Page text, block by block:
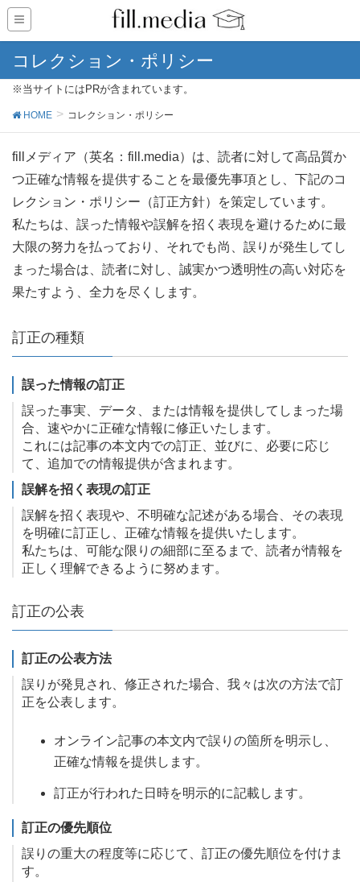
コレクション・ポリシー
※当サイトにはPRが含まれています。
HOME コレクション・ポリシー
fillメディア（英名：fill.media）は、読者に対して高品質か
つ正確な情報を提供することを最優先事項とし、下記のコ
レクション・ポリシー（訂正方針）を策定しています。
私たちは、誤った情報や誤解を招く表現を避けるために最
大限の努力を払っており、それでも尚、誤りが発生してし
まった場合は、読者に対し、誠実かつ透明性の高い対応を
果たすよう、全力を尽くします。
訂正の種類
誤った情報の訂正
誤った事実、データ、または情報を提供してしまった場
合、速やかに正確な情報に修正いたします。
これには記事の本文内での訂正、並びに、必要に応じ
て、追加での情報提供が含まれます。
誤解を招く表現の訂正
誤解を招く表現や、不明確な記述がある場合、その表現
を明確に訂正し、正確な情報を提供いたします。
私たちは、可能な限りの細部に至るまで、読者が情報を
正しく理解できるように努めます。
訂正の公表
訂正の公表方法
誤りが発見され、修正された場合、我々は次の方法で訂
正を公表します。
オンライン記事の本文内で誤りの箇所を明示し、
正確な情報を提供します。
訂正が行われた日時を明示的に記載します。
訂正の優先順位
誤りの重大の程度等に応じて、訂正の優先順位を付けま
す。